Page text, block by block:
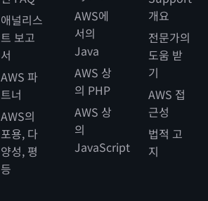
애널리스
트 보고
서
AWS 파
트너
AWS의
포용, 다
양성, 평
등
AWS에
서의
Java
AWS 상
의 PHP
AWS 상
의
JavaScript
개요
전문가의
도움 받
기
AWS 접
근성
법적 고
지